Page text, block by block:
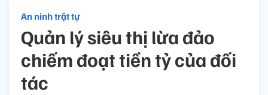
An ninh trật tự
Quản lý siêu thị lừa đảo
chiếm đoạt tiền tỷ của đối
tác